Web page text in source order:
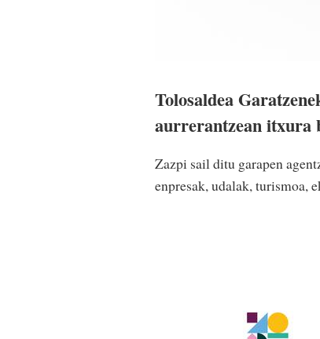
Tolosaldea
aurrerantzean itxura
Zazpi sail ditu garapen
enpresak, udalak, turismoa,